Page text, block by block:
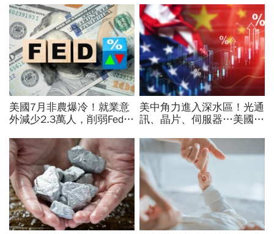
美國7月非農爆冷！就業意
外減少2.3萬人，削弱Fed升
創7個月來最佳單周
美中角力進入深水區！光通
訊、晶片、伺服器…美國制
「這類人」處境危險又困難